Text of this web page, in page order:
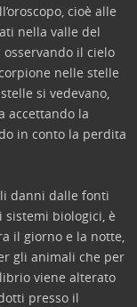
cioè alle
nella valle del
il cielo
nelle stelle
si vedevano,
accettando la
in conto la perdita
danni dalle fonti
sistemi biologici, è
il giorno e la notte,
gli animali che per
viene alterato
presso il